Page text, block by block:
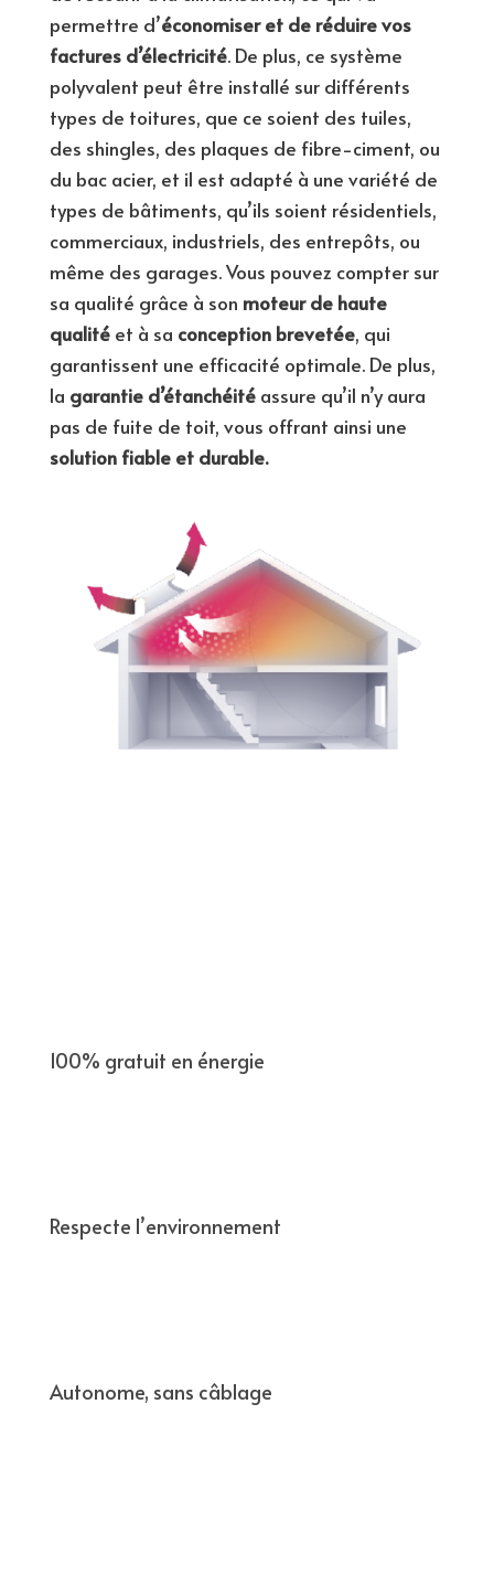
permettre d’économiser et de réduire vos
factures d’électricité. De plus, ce système
polyvalent peut être installé sur différents
types de toitures, que ce soient des tuiles,
des shingles, des plaques de fibre-ciment, ou
du bac acier, et il est adapté à une variété de
types de bâtiments, qu’ils soient résidentiels,
commerciaux, industriels, des entrepôts, ou
même des garages. Vous pouvez compter sur
sa qualité grâce à son moteur de haute
qualitéet à sa conception brevetée, qui
garantissent une efficacité optimale. De plus,
la garantie d’étanchéitéassure qu’il n’y aura
pas de fuite de toit, vous offrant ainsi une
solution fiable et durable.
100% gratuit en énergie
Respecte lʼenvironnement
Autonome, sans câblage